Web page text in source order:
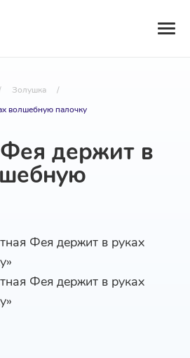
Золушка
/
волшебную палочку
держит в